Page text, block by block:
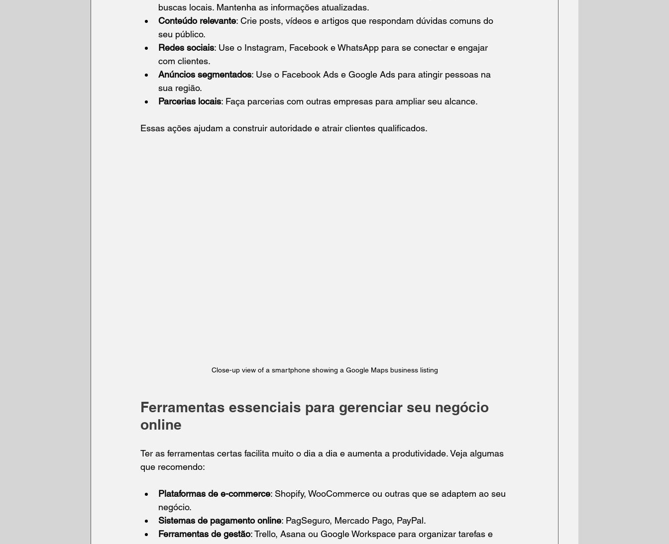
buscas locais. Mantenha as informações atualizadas.
Conteúdo relevante: Crie posts, vídeos e artigos que respondam dúvidas comuns do
seu público.
Redes sociais: Use o Instagram, Facebook e WhatsApp para se conectar e engajar
com clientes.
Anúncios segmentados: Use o Facebook Ads e Google Ads para atingir pessoas na
sua região.
Parcerias locais: Faça parcerias com outras empresas para ampliar seu alcance.
Essas ações ajudam a construir autoridade e atrair clientes qualificados.
Close-up view of a smartphone showing a Google Maps business listing
Ferramentas essenciais para gerenciar seu negócio
online
Ter as ferramentas certas facilita muito o dia a dia e aumenta a produtividade. Veja algumas
que recomendo:
Plataformas de e-commerce: Shopify, WooCommerce ou outras que se adaptem ao seu
negócio.
Sistemas de pagamento online: PagSeguro, Mercado Pago, PayPal.
Ferramentas de gestão: Trello, Asana ou Google Workspace para organizar tarefas e